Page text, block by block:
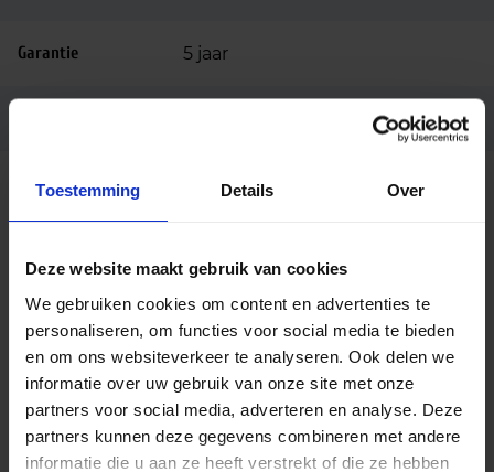
Toestemming Details Over
Deze website maakt gebruik van cookies
We gebruiken cookies om content en advertenties te
personaliseren, om functies voor social media te bieden
en om ons websiteverkeer te analyseren. Ook delen we
informatie over uw gebruik van onze site met onze
partners voor social media, adverteren en analyse. Deze
partners kunnen deze gegevens combineren met andere
informatie die u aan ze heeft verstrekt of die ze hebben
Garantie 5 jaar
Advies of hulp nodig?
Heb je advies nodig of ben je op zoek naar
een alternatieve oplossing? Onze lichtexperts
helpen je graag met professioneel
lichtadvies
en zorgen voor de juiste licht oplossing. Aarzel
niet om contact met ons op te nemen.